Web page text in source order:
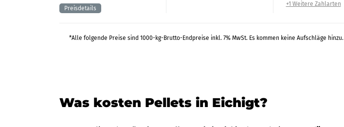
+1 Weitere Zahlarten
*Alle folgende Preise sind 1000-kg-Brutto-Endpreise inkl. 7% MwSt. Es kommen keine Aufschläge hinzu.
Was kosten Pellets in Eichigt?